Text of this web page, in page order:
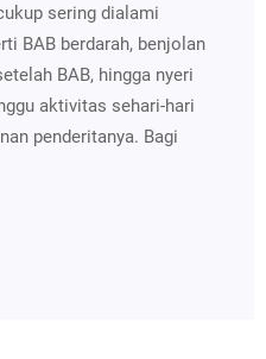
sering dialami
BAB berdarah, benjolan
BAB, hingga nyeri
aktivitas sehari-hari
penderitanya. Bagi